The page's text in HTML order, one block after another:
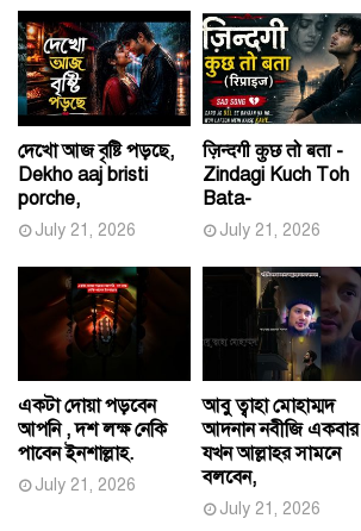
দেখো আজ বৃষ্টি পড়ছে,
Dekho aaj bristi
porche,
July 21, 2026
ज़िन्दगी कुछ तो बता -
Zindagi Kuch Toh
Bata-
July 21, 2026
একটা দোয়া পড়বেন
আপনি , দশ লক্ষ নেকি
পাবেন ইনশাল্লাহ.
July 21, 2026
আবু ত্বাহা মোহাম্মদ
আদনান নবীজি একবার
যখন আল্লাহর সামনে
বলবেন,
July 21, 2026